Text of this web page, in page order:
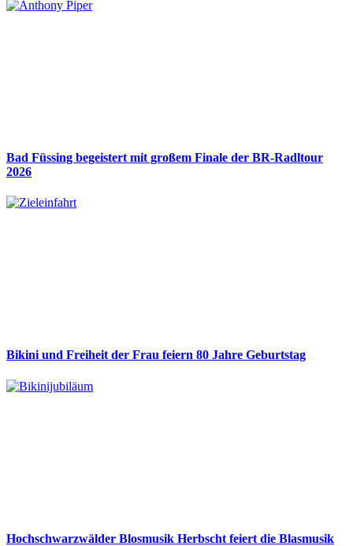
Bad Füssing begeistert mit großem Finale der BR-Radltour
2026
Bikini und Freiheit der Frau feiern 80 Jahre Geburtstag
Hochschwarzwälder Blosmusik Herbscht feiert die Blasmusik